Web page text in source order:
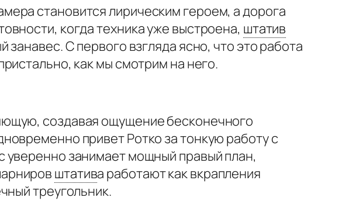
становится лирическим героем, а дорога
когда техника уже выстроена, штатив
С первого взгляда ясно, что это работа
как мы смотрим на него.
создавая ощущение бесконечного
привет Ротко за тонкую работу с
уверенно занимает мощный правый план,
штатива работают как вкрапления
треугольник.